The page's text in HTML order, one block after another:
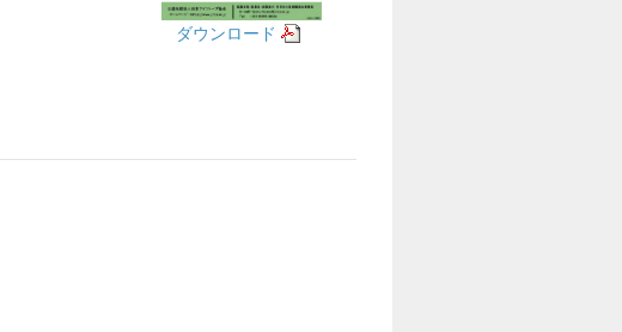
ダウンロード